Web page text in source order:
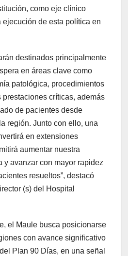
como eje clínico
ejecución de esta política en
destinados principalmente
en áreas clave como
patológica, procedimientos
prestaciones críticas, además
de pacientes desde
región. Junto con ello, una
en extensiones
aumentar nuestra
y avanzar con mayor rapidez
resueltos”, destacó
(s) del Hospital
el Maule busca posicionarse
con avance significativo
Plan 90 Días, en una señal